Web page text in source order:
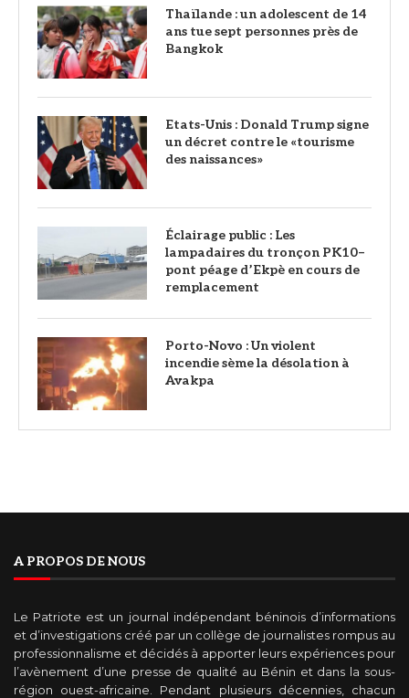
Thaïlande : un adolescent de 14
ans tue sept personnes près de
Bangkok
Etats-Unis : Donald Trump signe
un décret contre le «tourisme
des naissances»
‎Éclairage public : Les
lampadaires du tronçon PK10–
pont péage d’Ekpè en cours de
remplacement
Porto-Novo : Un violent
incendie sème la désolation à
Avakpa
A PROPOS DE NOUS
Le Patriote est un journal indépendant béninois d’informations
et d’investigations créé par un collège de journalistes rompus au
professionnalisme et décidés à apporter leurs expériences pour
l’avènement d’une presse de qualité au Bénin et dans la sous-
région ouest-africaine. Pendant plusieurs décennies, chacun